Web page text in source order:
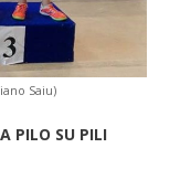
Saiu)
PILO SU PILI